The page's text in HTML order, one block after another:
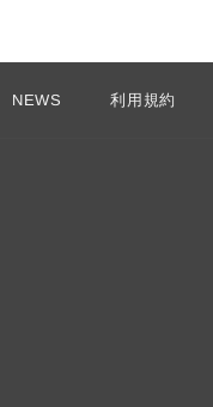
NEWS 利用規約